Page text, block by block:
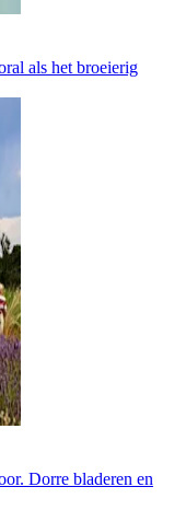
als het broeierig
Dorre bladeren en